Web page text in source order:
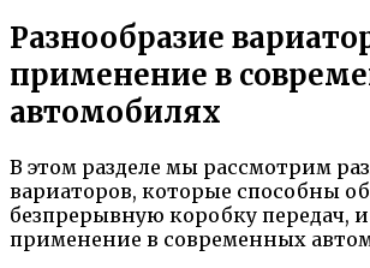
Разнообразие
применение в
автомобилях
В этом разделе мы рассмотрим
вариаторов, которые способны
безпрерывную коробку передач,
применение в современных